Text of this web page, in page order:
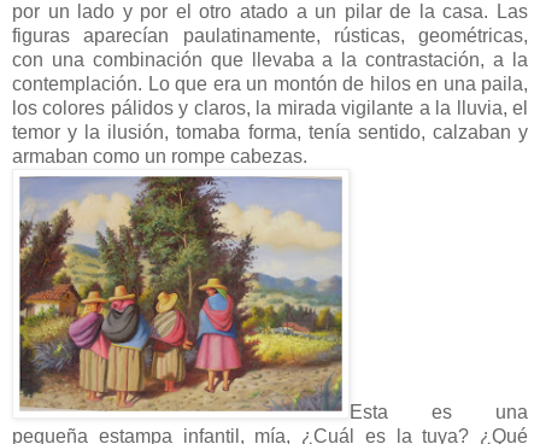
por un lado y por el otro atado a un pilar de la casa. Las
figuras aparecían paulatinamente, rústicas, geométricas,
con una combinación que llevaba a la contrastación, a la
contemplación. Lo que era un montón de hilos en una paila,
los colores pálidos y claros, la mirada vigilante a la lluvia, el
temor y la ilusión, tomaba forma, tenía sentido, calzaban y
armaban como un rompe cabezas.
Esta es una
pequeña estampa infantil, mía, ¿Cuál es la tuya? ¿Qué